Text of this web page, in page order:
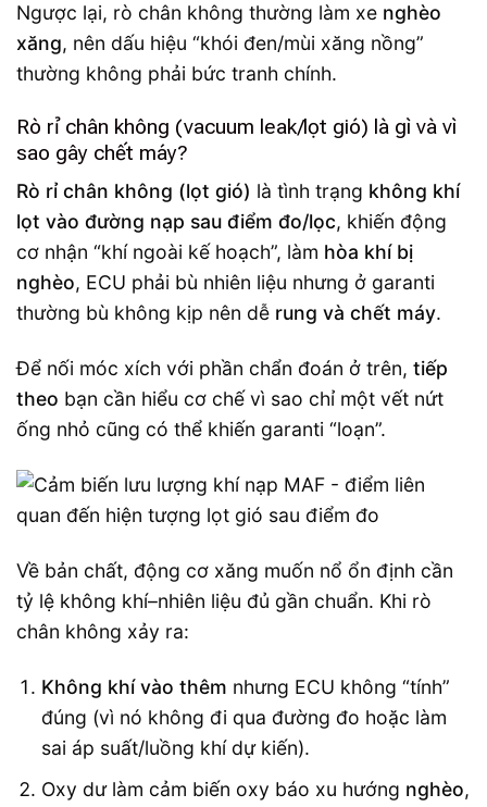
Ngược lại, rò chân không thường làm xe nghèo
xăng, nên dấu hiệu “khói đen/mùi xăng nồng”
thường không phải bức tranh chính.
Rò rỉ chân không (vacuum leak/lọt gió) là gì và vì
sao gây chết máy?
Rò rỉ chân không (lọt gió) là tình trạng không khí
lọt vào đường nạp sau điểm đo/lọc, khiến động
cơ nhận “khí ngoài kế hoạch”, làm hòa khí bị
nghèo, ECU phải bù nhiên liệu nhưng ở garanti
thường bù không kịp nên dễ rung và chết máy.
Để nối móc xích với phần chẩn đoán ở trên, tiếp
theo bạn cần hiểu cơ chế vì sao chỉ một vết nứt
ống nhỏ cũng có thể khiến garanti “loạn”.
Về bản chất, động cơ xăng muốn nổ ổn định cần
tỷ lệ không khí–nhiên liệu đủ gần chuẩn. Khi rò
chân không xảy ra:
Không khí vào thêm nhưng ECU không “tính”
đúng (vì nó không đi qua đường đo hoặc làm
sai áp suất/luồng khí dự kiến).
Oxy dư làm cảm biến oxy báo xu hướng nghèo,